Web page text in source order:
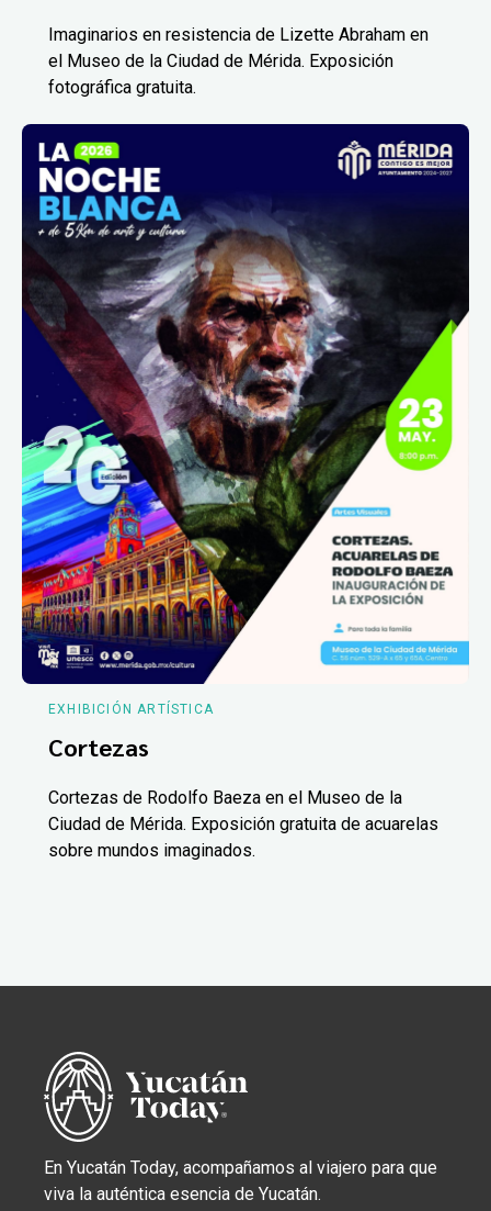
Imaginarios en resistencia de Lizette Abraham en
el Museo de la Ciudad de Mérida. Exposición
fotográfica gratuita.
EXHIBICIÓN ARTÍSTICA
Cortezas
Cortezas de Rodolfo Baeza en el Museo de la
Ciudad de Mérida. Exposición gratuita de acuarelas
sobre mundos imaginados.
En Yucatán Today, acompañamos al viajero para que
viva la auténtica esencia de Yucatán.